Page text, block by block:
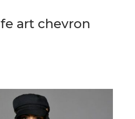
art chevron